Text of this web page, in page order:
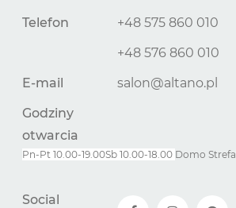
Telefon
+48 575 860 010
+48 576 860 010
E-mail
salon@altano.pl
Godziny
otwarcia
Pn-Pt 10.00-19.00Sb 10.00-18.00 Domo Strefa
Social